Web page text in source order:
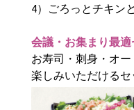
4）ごろっとチキン
会議・お集まり最
お寿司・刺身・オ
楽しみいただける